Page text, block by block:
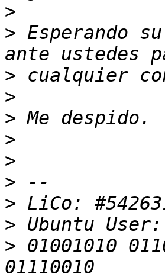
>
> Esperando
>
>
>
>
>
>
>
>
> 01001010